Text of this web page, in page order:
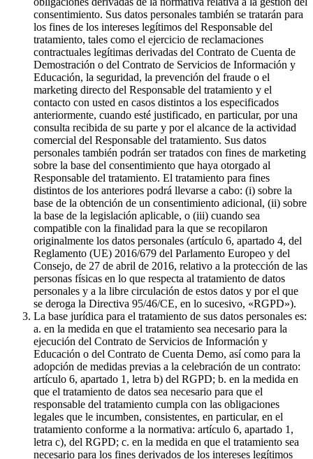
consentimiento. Sus datos personales también se tratarán para
los fines de los intereses legítimos del Responsable del
tratamiento, tales como el ejercicio de reclamaciones
contractuales legítimas derivadas del Contrato de Cuenta de
Demostración o del Contrato de Servicios de Información y
Educación, la seguridad, la prevención del fraude o el
marketing directo del Responsable del tratamiento y el
contacto con usted en casos distintos a los especificados
anteriormente, cuando esté justificado, en particular, por una
consulta recibida de su parte y por el alcance de la actividad
comercial del Responsable del tratamiento. Sus datos
personales también podrán ser tratados con fines de marketing
sobre la base del consentimiento que haya otorgado al
Responsable del tratamiento. El tratamiento para fines
distintos de los anteriores podrá llevarse a cabo: (i) sobre la
base de la obtención de un consentimiento adicional, (ii) sobre
la base de la legislación aplicable, o (iii) cuando sea
compatible con la finalidad para la que se recopilaron
originalmente los datos personales (artículo 6, apartado 4, del
Reglamento (UE) 2016/679 del Parlamento Europeo y del
Consejo, de 27 de abril de 2016, relativo a la protección de las
personas físicas en lo que respecta al tratamiento de datos
personales y a la libre circulación de estos datos y por el que
se deroga la Directiva 95/46/CE, en lo sucesivo, «RGPD»).
La base jurídica para el tratamiento de sus datos personales es:
a. en la medida en que el tratamiento sea necesario para la
ejecución del Contrato de Servicios de Información y
Educación o del Contrato de Cuenta Demo, así como para la
adopción de medidas previas a la celebración de un contrato:
artículo 6, apartado 1, letra b) del RGPD; b. en la medida en
que el tratamiento de datos sea necesario para que el
responsable del tratamiento cumpla con las obligaciones
legales que le incumben, consistentes, en particular, en el
tratamiento conforme a la normativa: artículo 6, apartado 1,
letra c), del RGPD; c. en la medida en que el tratamiento sea
necesario para los fines derivados de los intereses legítimos